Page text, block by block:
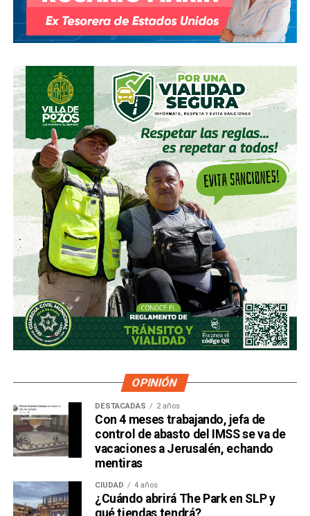
OPINIÓN
DESTACADAS 2 años
Con 4 meses trabajando, jefa de
control de abasto del IMSS se va de
vacaciones a Jerusalén, echando
mentiras
CIUDAD 4 años
¿Cuándo abrirá The Park en SLP y